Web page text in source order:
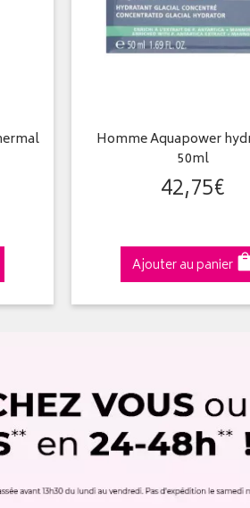
Homme Aquapower
50ml
42,75€
Ajouter au panier